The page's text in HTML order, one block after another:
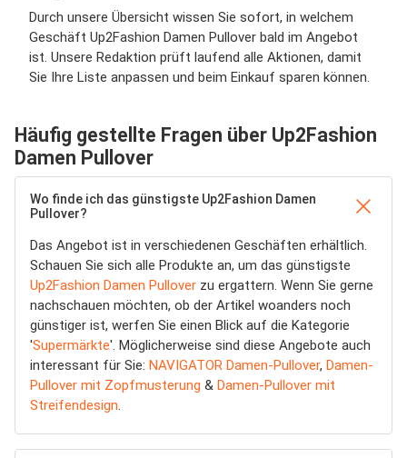
Durch unsere Übersicht wissen Sie sofort, in welchem
Geschäft Up2Fashion Damen Pullover bald im Angebot
ist. Unsere Redaktion prüft laufend alle Aktionen, damit
Sie Ihre Liste anpassen und beim Einkauf sparen können.
Häufig gestellte Fragen über Up2Fashion
Damen Pullover
Wo finde ich das günstigste Up2Fashion Damen
Pullover?
Das Angebot ist in verschiedenen Geschäften erhältlich.
Schauen Sie sich alle Produkte an, um das günstigste
Up2Fashion Damen Pullover zu ergattern. Wenn Sie gerne
nachschauen möchten, ob der Artikel woanders noch
günstiger ist, werfen Sie einen Blick auf die Kategorie
'Supermärkte'. Möglicherweise sind diese Angebote auch
interessant für Sie: NAVIGATOR Damen-Pullover, Damen-
Pullover mit Zopfmusterung & Damen-Pullover mit
Streifendesign.